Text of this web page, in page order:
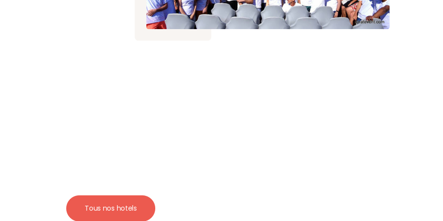
Tous nos hotels